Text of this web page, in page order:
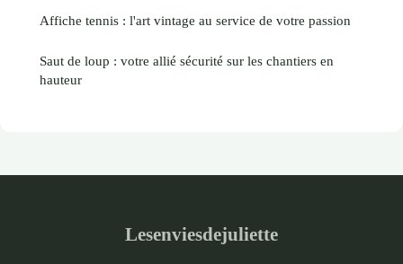
Affiche tennis : l'art vintage au service de votre passion
Saut de loup : votre allié sécurité sur les chantiers en
hauteur
Lesenviesdejuliette